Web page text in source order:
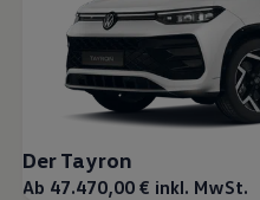
Der Tayron
Ab 47.470,00 € inkl. MwSt.